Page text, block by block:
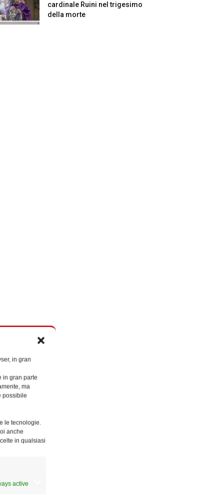
in gran
in gran parte
ma
possibile
le tecnologie.
anche
in qualsiasi
active
cardinale Ruini nel trigesimo
della morte